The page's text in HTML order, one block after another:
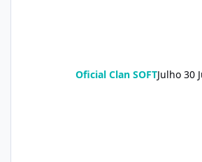
Oficial Clan SOFTJulho 30